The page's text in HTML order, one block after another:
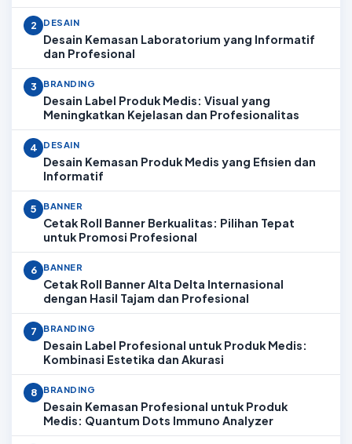
2 DESAIN
Desain Kemasan Laboratorium yang Informatif
dan Profesional
3 BRANDING
Desain Label Produk Medis: Visual yang
Meningkatkan Kejelasan dan Profesionalitas
4 DESAIN
Desain Kemasan Produk Medis yang Efisien dan
Informatif
5 BANNER
Cetak Roll Banner Berkualitas: Pilihan Tepat
untuk Promosi Profesional
6 BANNER
Cetak Roll Banner Alta Delta Internasional
dengan Hasil Tajam dan Profesional
7 BRANDING
Desain Label Profesional untuk Produk Medis:
Kombinasi Estetika dan Akurasi
8 BRANDING
Desain Kemasan Profesional untuk Produk
Medis: Quantum Dots Immuno Analyzer